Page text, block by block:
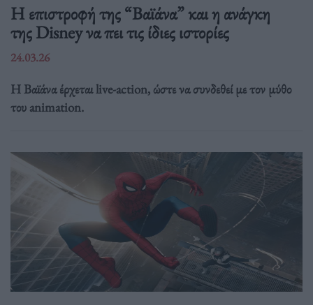
Η επιστροφή της “Βαϊάνα” και η ανάγκη
της Disney να πει τις ίδιες ιστορίες
24.03.26
Η Βαϊάνα έρχεται live-action, ώστε να συνδεθεί με τον μύθο
του animation.